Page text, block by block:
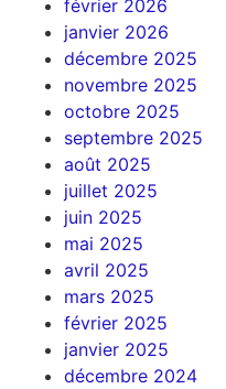
février 2026
janvier 2026
décembre 2025
novembre 2025
octobre 2025
septembre 2025
août 2025
juillet 2025
juin 2025
mai 2025
avril 2025
mars 2025
février 2025
janvier 2025
décembre 2024